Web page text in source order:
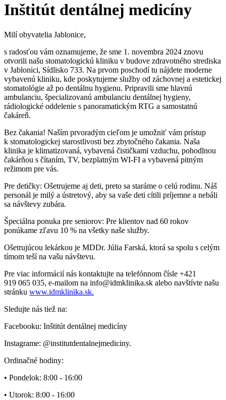
Inštitút dentálnej medicíny
Milí obyvatelia Jablonice,
s radosťou vám oznamujeme, že sme 1. novembra 2024 znovu
otvorili našu stomatologickú kliniku v budove zdravotného strediska
v Jablonici, Sídlisko 733. Na prvom poschodí tu nájdete moderne
vybavenú kliniku, kde poskytujeme služby od záchovnej a estetickej
stomatológie až po dentálnu hygienu. Pripravili sme hlavnú
ambulanciu, špecializovanú ambulanciu dentálnej hygieny,
rádiologické oddelenie s panoramatickým RTG a samostatnú
čakáreň.
Bez čakania! Naším prvoradým cieľom je umožniť vám prístup
k stomatologickej starostlivosti bez zbytočného čakania. Naša
klinika je klimatizovaná, vybavená čističkami vzduchu, pohodlnou
čakárňou s čítaním, TV, bezplatným WI-FI a vybavená pitným
režimom pre vás.
Pre detičky: Ošetrujeme aj deti, preto sa staráme o celú rodinu. Náš
personál je milý a ústretový, aby sa vaše deti cítili príjemne a nebáli
sa návštevy zubára.
Špeciálna ponuka pre seniorov: Pre klientov nad 60 rokov
ponúkame zľavu 10 % na všetky naše služby.
Ošetrujúcou lekárkou je MDDr. Júlia Farská, ktorá sa spolu s celým
tímom teší na vašu návštevu.
Pre viac informácií nás kontaktujte na telefónnom čísle +421
919 065 035, e-mailom na info@idmklinika.sk alebo navštívte našu
stránku www.idmklinika.sk.
Sledujte nás tiež na:
Facebooku: Inštitút dentálnej medicíny
Instagrame: @institutdentalnejmediciny.
Ordinačné hodiny:
• Pondelok: 8:00 - 16:00
• Utorok: 8:00 - 16:00